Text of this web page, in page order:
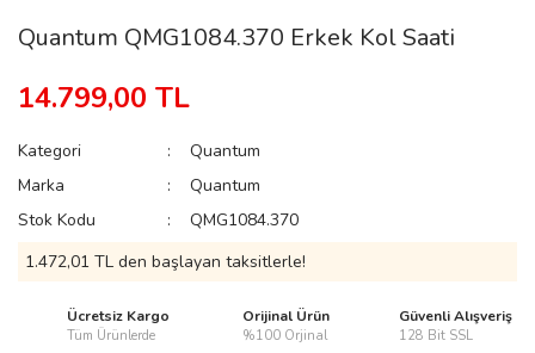
Quantum QMG1084.370 Erkek Kol Saati
14.799,00 TL
Kategori
Quantum
Marka
Quantum
Stok Kodu
QMG1084.370
1.472,01 TL den başlayan taksitlerle!
Ücretsiz Kargo
Tüm Ürünlerde
Orijinal Ürün
%100 Orjinal
Güvenli Alışveriş
128 Bit SSL